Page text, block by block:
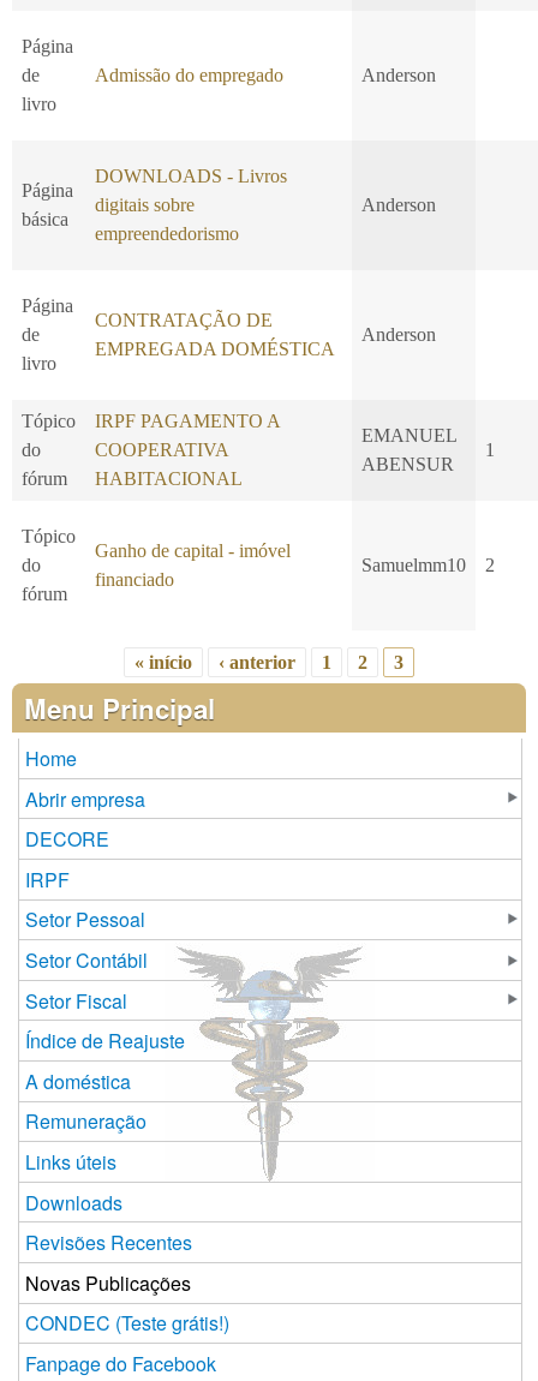
Página
de
livro
Admissão do empregado Anderson
Página
básica
DOWNLOADS - Livros
digitais sobre
empreendedorismo
Anderson
Página
de
livro
CONTRATAÇÃO DE
EMPREGADA DOMÉSTICA
Anderson
Tópico
do
fórum
IRPF PAGAMENTO A
COOPERATIVA
HABITACIONAL
EMANUEL
ABENSUR
1
Tópico
do
fórum
Ganho de capital - imóvel
financiado
Samuelmm10 2
Páginas
« início ‹ anterior 1 2 3
Menu Principal
Home
Abrir empresa
DECORE
IRPF
Setor Pessoal
Setor Contábil
Setor Fiscal
Índice de Reajuste
A doméstica
Remuneração
Links úteis
Downloads
Revisões Recentes
Novas Publicações
CONDEC (Teste grátis!)
Fanpage do Facebook